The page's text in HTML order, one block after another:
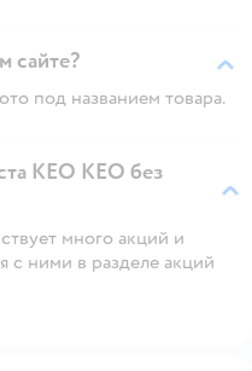
сайте?
под названием товара.
KEO KEO без
много акций и
с ними в разделе акций